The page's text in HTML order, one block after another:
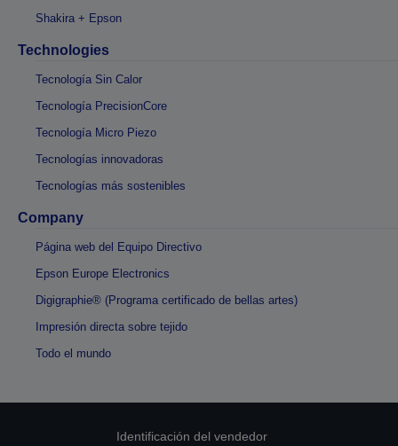
Shakira + Epson
Technologies
Tecnología Sin Calor
Tecnología PrecisionCore
Tecnología Micro Piezo
Tecnologías innovadoras
Tecnologías más sostenibles
Company
Página web del Equipo Directivo
Epson Europe Electronics
Digigraphie® (Programa certificado de bellas artes)
Impresión directa sobre tejido
Todo el mundo
Identificación del vendedor